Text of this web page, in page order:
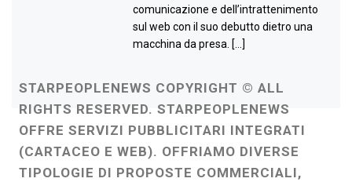
comunicazione e dell’intrattenimento
sul web con il suo debutto dietro una
macchina da presa. […]
STARPEOPLENEWS COPYRIGHT © ALL
RIGHTS RESERVED. STARPEOPLENEWS
OFFRE SERVIZI PUBBLICITARI INTEGRATI
(CARTACEO E WEB). OFFRIAMO DIVERSE
TIPOLOGIE DI PROPOSTE COMMERCIALI,